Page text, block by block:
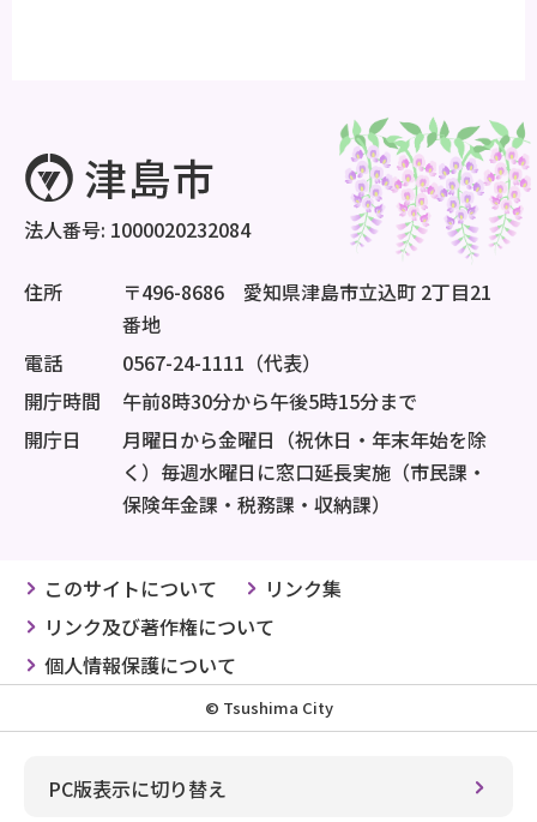
法人番号: 1000020232084
住所
〒496-8686 愛知県津島市立込町 2丁目21
番地
電話
0567-24-1111（代表）
開庁時間
午前8時30分から午後5時15分まで
開庁日
月曜日から金曜日（祝休日・年末年始を除
く）毎週水曜日に窓口延長実施（市民課・
保険年金課・税務課・収納課）
このサイトについて
リンク集
リンク及び著作権について
個人情報保護について
© Tsushima City
PC版表示に切り替え